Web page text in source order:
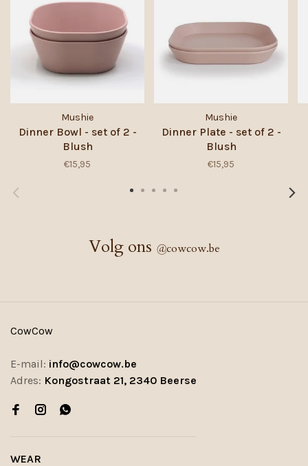
Mushie
Dinner Bowl - set of 2 -
Blush
€15,95
Mushie
Dinner Plate - set of 2 -
Blush
€15,95
Volg ons @cowcow.be
CowCow
E-mail: info@cowcow.be
Adres: Kongostraat 21, 2340 Beerse
WEAR